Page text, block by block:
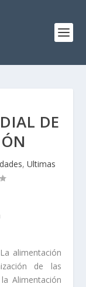
DE
, Ultimas
alimentación
de las
Alimentación